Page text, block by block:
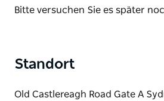
List
Bitte versuchen Sie es später
Standort
Old Castlereagh Road Gate A